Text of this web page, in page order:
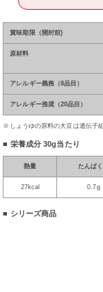
賞味期限（開封前)
原材料
アレルギー義務（8品目）
アレルギー推奨（20品目）
※しょうゆの原料の大豆は遺伝子
■ 栄養成分 30g当たり
熱量 たんぱ
27kcal 0.7g
■ シリーズ商品